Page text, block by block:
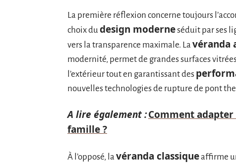
La première réflexion concerne toujours
choix dudesign moderneséduit par ses
vers la transparence maximale. La véranda
modernité, permet de grandes surfaces
l’extérieur tout en garantissant des
nouvelles technologies de rupture de pont
A lire également :Comment
famille ?
À l’opposé, la véranda classiqueaffirme